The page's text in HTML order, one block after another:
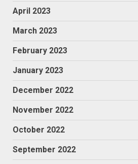
April 2023
March 2023
February 2023
January 2023
December 2022
November 2022
October 2022
September 2022